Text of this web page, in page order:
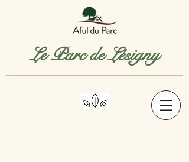
Le Parc de Lésigny